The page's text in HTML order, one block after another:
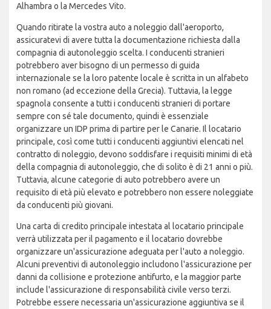
Alhambra o la Mercedes Vito.
Quando ritirate la vostra auto a noleggio dall'aeroporto,
assicuratevi di avere tutta la documentazione richiesta dalla
compagnia di autonoleggio scelta. I conducenti stranieri
potrebbero aver bisogno di un permesso di guida
internazionale se la loro patente locale è scritta in un alfabeto
non romano (ad eccezione della Grecia). Tuttavia, la legge
spagnola consente a tutti i conducenti stranieri di portare
sempre con sé tale documento, quindi è essenziale
organizzare un IDP prima di partire per le Canarie. Il locatario
principale, così come tutti i conducenti aggiuntivi elencati nel
contratto di noleggio, devono soddisfare i requisiti minimi di età
della compagnia di autonoleggio, che di solito è di 21 anni o più.
Tuttavia, alcune categorie di auto potrebbero avere un
requisito di età più elevato e potrebbero non essere noleggiate
da conducenti più giovani.
Una carta di credito principale intestata al locatario principale
verrà utilizzata per il pagamento e il locatario dovrebbe
organizzare un'assicurazione adeguata per l'auto a noleggio.
Alcuni preventivi di autonoleggio includono l'assicurazione per
danni da collisione e protezione antifurto, e la maggior parte
include l'assicurazione di responsabilità civile verso terzi.
Potrebbe essere necessaria un'assicurazione aggiuntiva se il